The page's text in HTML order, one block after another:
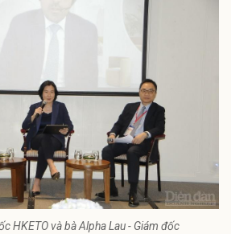
HKETO và bà Alpha Lau - Giám đốc